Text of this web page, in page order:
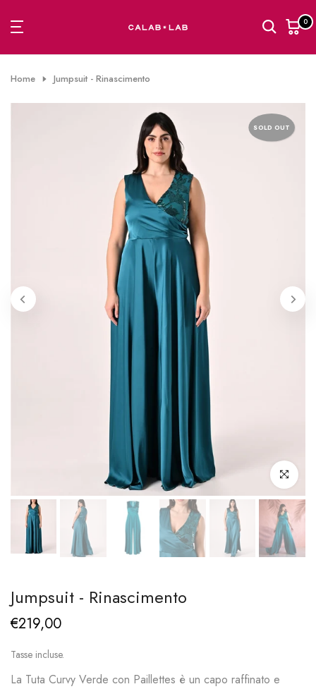
al
0
Home Jumpsuit - Rinascimento
SOLD OUT
Clicca per
Jumpsuit - Rinascimento
€219,00
Tasse incluse.
La Tuta Curvy Verde con Paillettes è un capo raffinato e